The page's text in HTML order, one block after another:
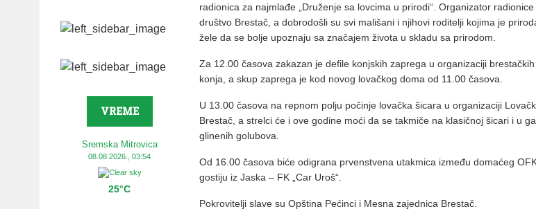
VREME
Sremska Mitrovica
08.08.2026., 03:54
25°C
radionica za najmlađe „Druženje sa lovcima u prirodi“. Organizator
društvo Brestač, a dobrodošli su svi mališani i njihovi roditelji kojima je
žele da se bolje upoznaju sa značajem života u skladu sa prirodom.
Za 12.00 časova zakazan je defile konjskih zaprega u organizaciji
konja, a skup zaprega je kod novog lovačkog doma od 11.00 časova.
U 13.00 časova na repnom polju počinje lovačka šicara u organizaciji
Brestač, a strelci će i ove godine moći da se takmiče na klasičnoj šicari i u
glinenih golubova.
Od 16.00 časova biće odigrana prvenstvena utakmica između domaćeg
gostiju iz Jaska – FK „Car Uroš“.
Pokrovitelji slave su Opština Pećinci i Mesna zajednica Brestač.